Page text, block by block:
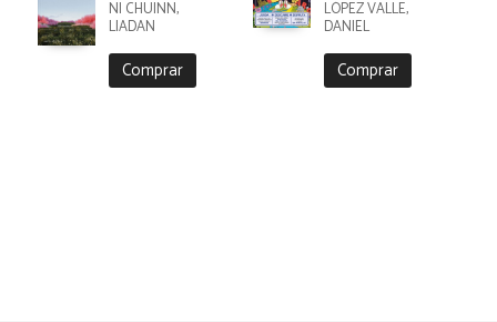
NI CHUINN,
LIADAN
Comprar
LÓPEZ VALLE,
DANIEL
Comprar